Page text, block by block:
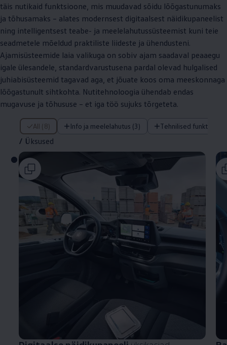
täis nutikaid funktsioone, mis muudavad sõidu lõõgastunumaks
ja tõhusamaks – alates modernsest digitaalsest näidikupaneelist
ning intelligentsest teabe- ja meelelahutussüsteemist kuni teie
seadmetele mõeldud praktiliste liideste ja ühendusteni.
Ajamisüsteemide laia valikuga on sobiv ajam saadaval peaaegu
igale ülesandele, standardvarustusena pardal olevad hulgalised
juhiabisüsteemid tagavad aga, et jõuate koos oma meeskonnaga
lõõgastunult sihtkohta. Nutitehnoloogia ühendab endas
mugavuse ja tõhususe – et iga töö sujuks tõrgeteta.
All (8) Info ja meelelahutus (3) Tehnilised
/ Üksused
/ Üksused